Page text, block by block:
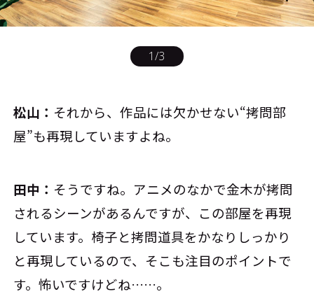
1/3
松山： それから、作品には欠かせない“拷問部
屋”も再現していますよね。
田中： そうですね。アニメのなかで金木が拷問
されるシーンがあるんですが、この部屋を再現
しています。椅子と拷問道具をかなりしっかり
と再現しているので、そこも注目のポイントで
す。怖いですけどね……。